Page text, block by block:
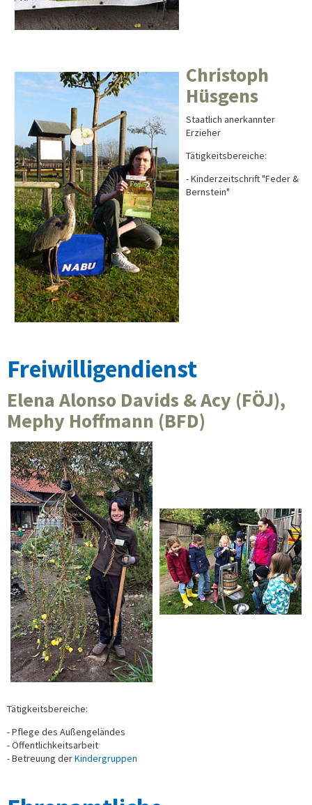
Christoph
Hüsgens
Staatlich anerkannter
Erzieher
Tätigkeitsbereiche:
- Kinderzeitschrift "Feder &
Bernstein"
Freiwilligendienst
Elena Alonso Davids & Acy (FÖJ),
Mephy Hoffmann (BFD)
Tätigkeitsbereiche:
- Pflege des Außengeländes
- Öffentlichkeitsarbeit
- Betreuung derKindergruppen